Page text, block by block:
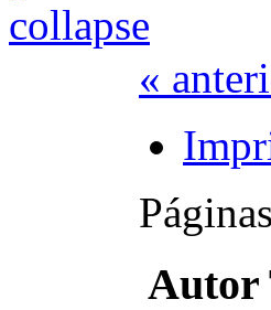
«
Autor